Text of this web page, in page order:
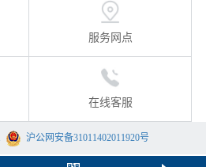
服务网点
在线客服
沪公网安备31011402011920号